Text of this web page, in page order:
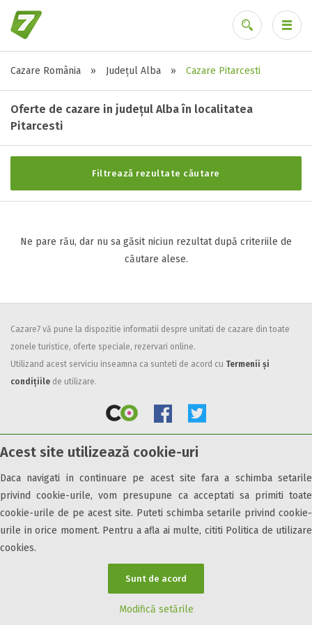
Acest site utilizează cookie-uri
Daca navigati in continuare pe acest site fara a schimba setarile
privind cookie-urile, vom presupune ca acceptati sa primiti toate
cookie-urile de pe acest site. Puteti schimba setarile privind cookie-
urile in orice moment. Pentru a afla ai multe, cititi Politica de utilizare
cookies.
Sunt de acord
Modifică setările
Cazare România » Județul Alba » Cazare Pitarcesti
Oferte de cazare in județul Alba în localitatea
Pitarcesti
Filtrează rezultate căutare
Stele / margarete
Neclasificat
1 stea / margareta
3 stele / margarete
4 stele / margarete
Selecteaza pretul
Facilități
Internet wireless
Parcare
All inclusive
Pensiune completa
Demipensiune
Mic dejun
Accepta animale
Accepta voucher vacanta
Acces persoane cu dizabilități
Ne pare rău, dar nu sa găsit niciun rezultat după criteriile de
căutare alese.
Cazare7 vă pune la dispozitie informatii despre unitati de cazare din toate
zonele turistice, oferte speciale, rezervari online.
Utilizand acest serviciu inseamna ca sunteti de acord cu Termenii și
condițiile de utilizare.
Obiective turistice Informații utile Parteneri Cazare7 Harta Cazare7